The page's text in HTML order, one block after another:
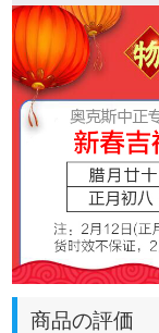
商品の評価